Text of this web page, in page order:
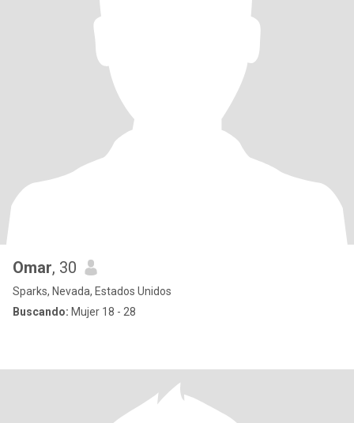
Omar, 30
Sparks, Nevada, Estados Unidos
Buscando: Mujer 18 - 28